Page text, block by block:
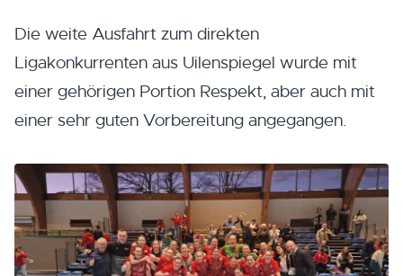
Die weite Ausfahrt zum direkten
Ligakonkurrenten aus Uilenspiegel wurde mit
einer gehörigen Portion Respekt, aber auch mit
einer sehr guten Vorbereitung angegangen.